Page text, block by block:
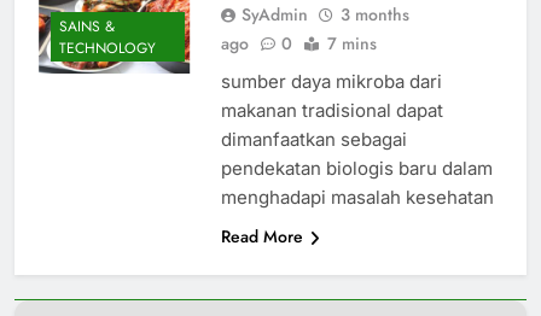
SAINS &
TECHNOLOGY
SyAdmin
3 months
ago
0 7 mins
sumber daya mikroba dari
makanan tradisional dapat
dimanfaatkan sebagai
pendekatan biologis baru dalam
menghadapi masalah kesehatan
Read More